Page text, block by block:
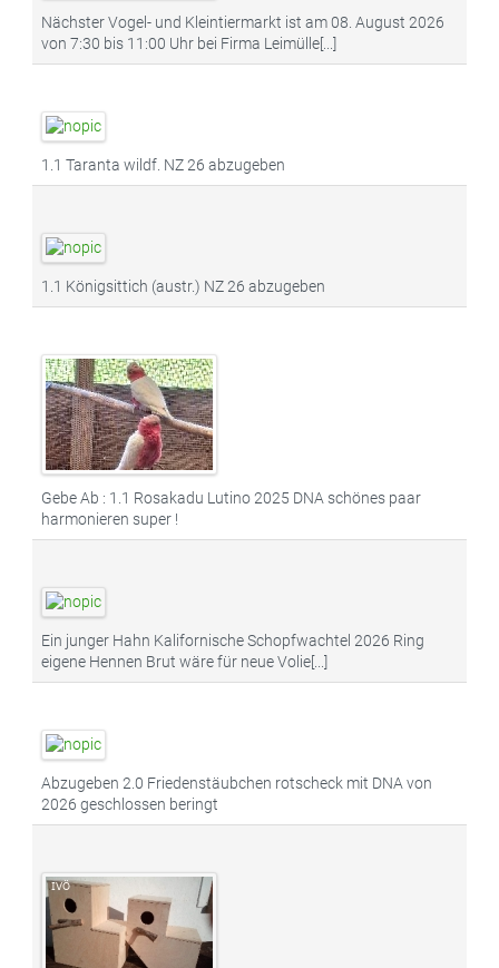
Nächster Vogel- und Kleintiermarkt ist am 08. August 2026
von 7:30 bis 11:00 Uhr bei Firma Leimülle[...]
1.1 Taranta wildf. NZ 26 abzugeben
1.1 Königsittich (austr.) NZ 26 abzugeben
Gebe Ab : 1.1 Rosakadu Lutino 2025 DNA schönes paar
harmonieren super !
Ein junger Hahn Kalifornische Schopfwachtel 2026 Ring
eigene Hennen Brut wäre für neue Volie[...]
Abzugeben 2.0 Friedenstäubchen rotscheck mit DNA von
2026 geschlossen beringt